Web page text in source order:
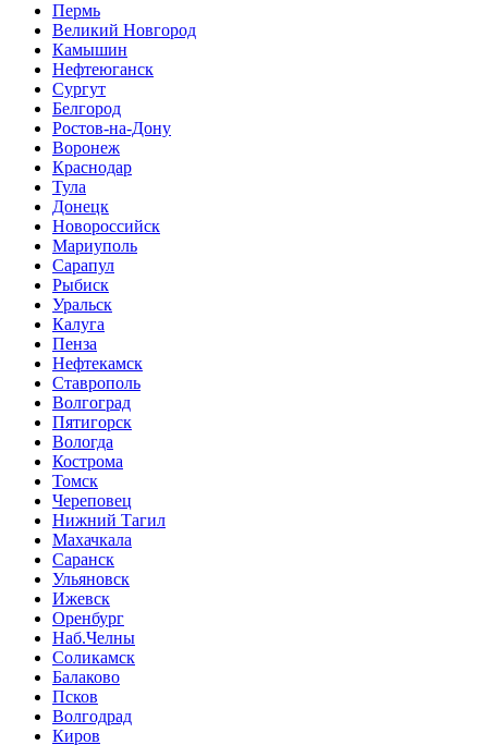
Пермь
Великий Новгород
Камышин
Нефтеюганск
Сургут
Белгород
Ростов-на-Дону
Воронеж
Краснодар
Тула
Донецк
Новороссийск
Мариуполь
Сарапул
Рыбиск
Уральск
Калуга
Пенза
Нефтекамск
Ставрополь
Волгоград
Пятигорск
Вологда
Кострома
Томск
Череповец
Нижний Тагил
Махачкала
Саранск
Ульяновск
Ижевск
Оренбург
Наб.Челны
Соликамск
Балаково
Псков
Волгодрад
Киров